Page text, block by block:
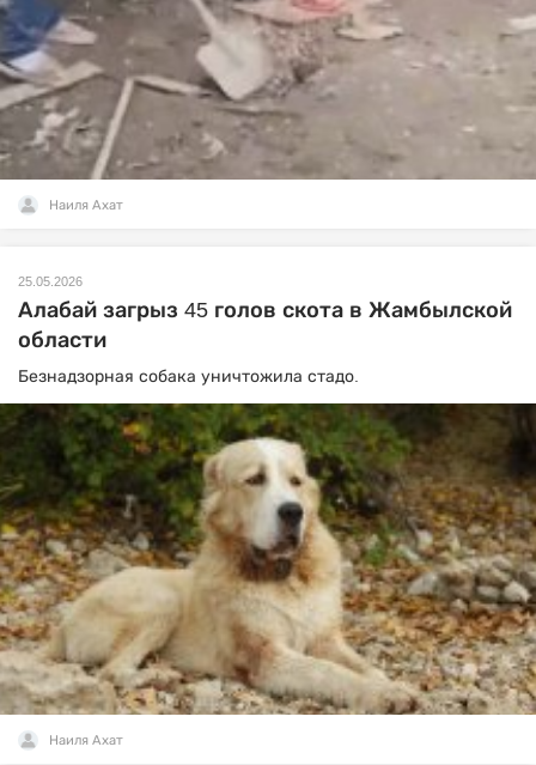
Наиля Ахат
25.05.2026
Алабай загрыз 45 голов скота в Жамбылской
области
Безнадзорная собака уничтожила стадо.
Наиля Ахат